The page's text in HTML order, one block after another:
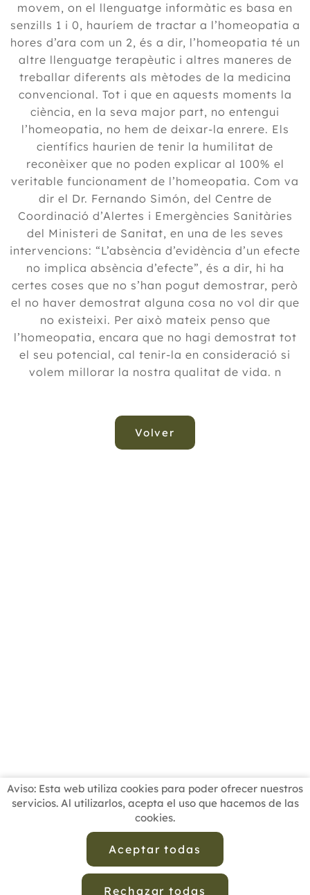
movem, on el llenguatge informàtic es basa en
senzills 1 i 0, hauríem de tractar a l’homeopatia a
hores d’ara com un 2, és a dir, l’homeopatia té un
altre llenguatge terapèutic i altres maneres de
treballar diferents als mètodes de la medicina
convencional. Tot i que en aquests moments la
ciència, en la seva major part, no entengui
l’homeopatia, no hem de deixar-la enrere. Els
científics haurien de tenir la humilitat de
reconèixer que no poden explicar al 100% el
veritable funcionament de l’homeopatia. Com va
dir el Dr. Fernando Simón, del Centre de
Coordinació d’Alertes i Emergències Sanitàries
del Ministeri de Sanitat, en una de les seves
intervencions: “L’absència d’evidència d’un efecte
no implica absència d’efecte”, és a dir, hi ha
certes coses que no s’han pogut demostrar, però
el no haver demostrat alguna cosa no vol dir que
no existeixi. Per això mateix penso que
l’homeopatia, encara que no hagi demostrat tot
el seu potencial, cal tenir-la en consideració si
volem millorar la nostra qualitat de vida. n
Volver
Aviso: Esta web utiliza cookies para poder ofrecer nuestros
servicios. Al utilizarlos, acepta el uso que hacemos de las
cookies.
Aceptar todas
Rechazar todas
BUSCADOR PROFESIONALES
ESCUELAS RECOMENDADAS
CONTACTO